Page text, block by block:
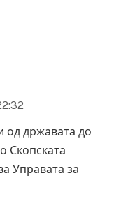
од државата до
Скопската
Управата за